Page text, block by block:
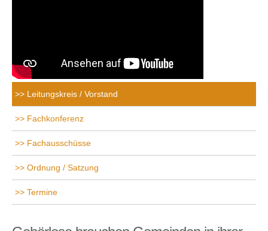
Leitungskreis / Vorstand
Fachkonferenz
Fachausschüsse
Ordnung / Satzung
Termine